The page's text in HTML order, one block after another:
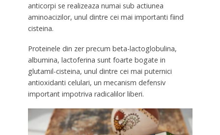
anticorpi se realizeaza numai sub actiunea
aminoacizilor, unul dintre cei mai importanti fiind
cisteina.
Proteinele din zer precum beta-lactoglobulina,
albumina, lactoferina sunt foarte bogate in
glutamil-cisteina, unul dintre cei mai puternici
antioxidanti celulari, un mecanism defensiv
important impotriva radicalilor liberi.